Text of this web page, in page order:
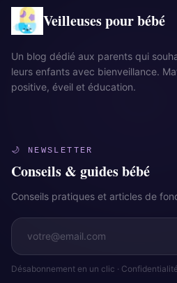
Veilleuses pour bébé
Un blog dédié aux parents qui
leurs enfants avec bienveillance.
positive, éveil et éducation.
🌙 NEWSLETTER
Conseils & guides bébé
Conseils pratiques et articles de
Désabonnement en un clic ·